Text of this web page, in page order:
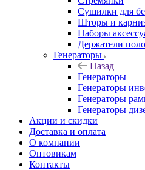
Сушилки для
Шторы и
Наборы
Держатели
Генераторы
Назад
Генераторы
Генераторы
Генераторы
Генераторы
Акции и скидки
Доставка и оплата
О компании
Оптовикам
Контакты